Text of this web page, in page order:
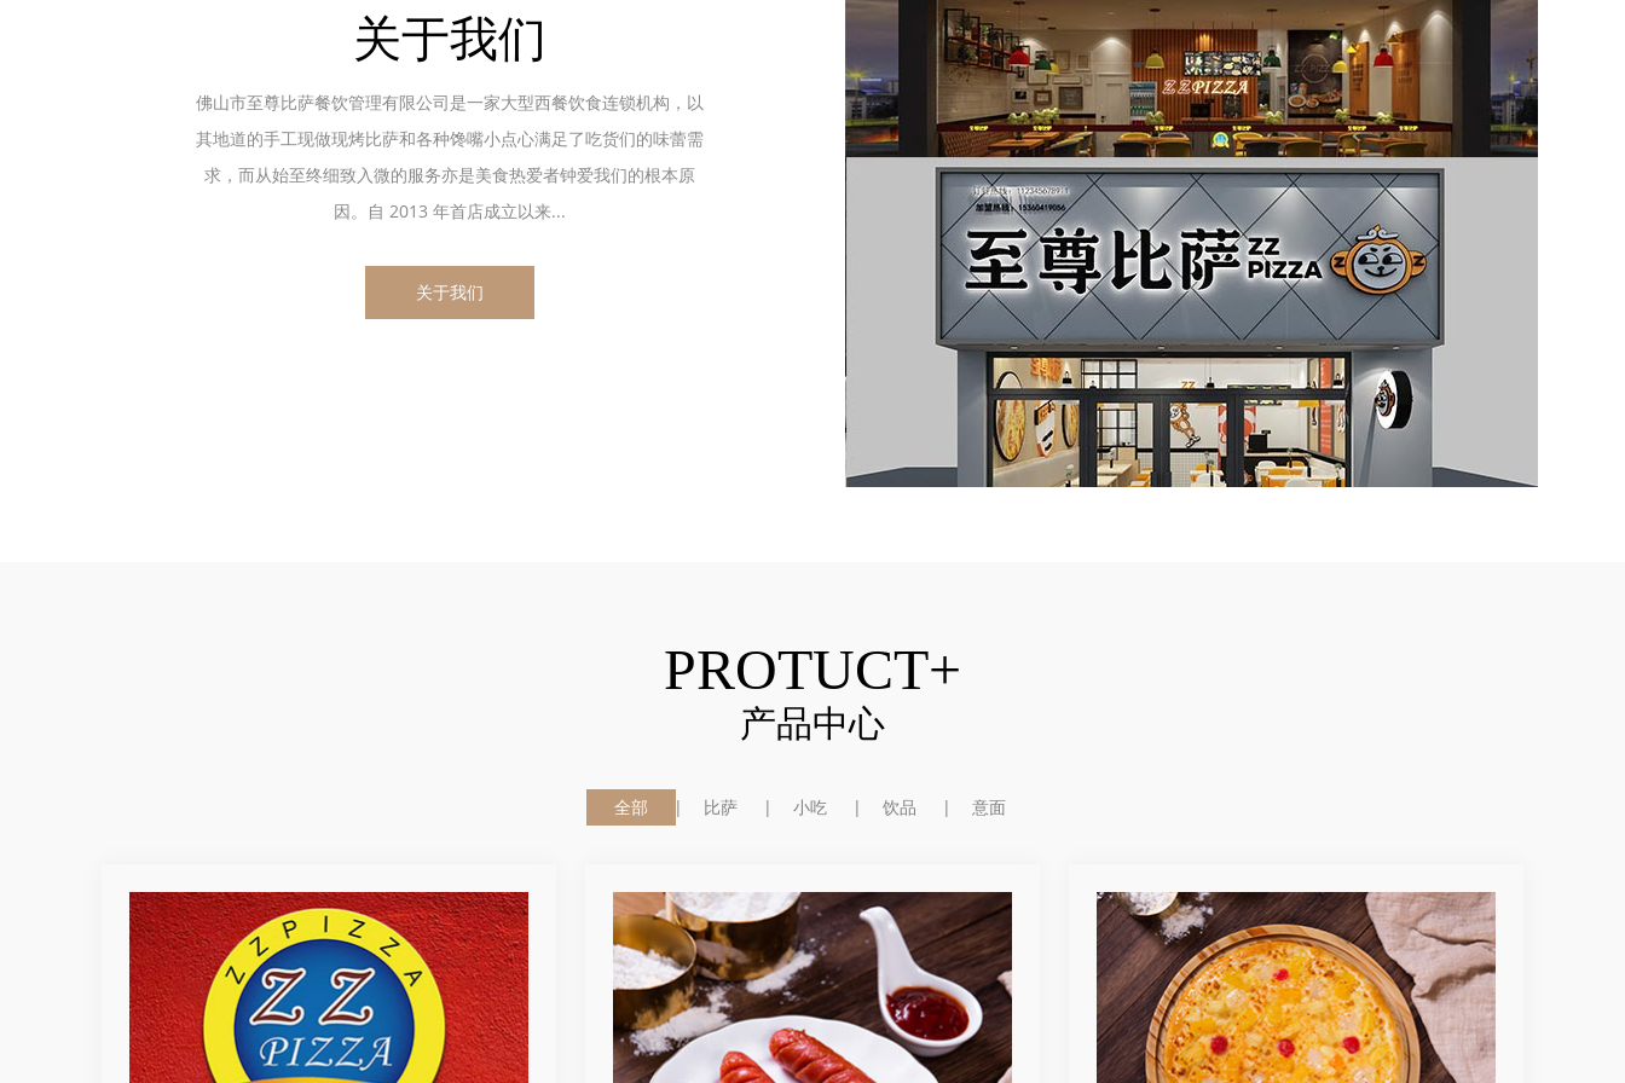
关于我们
佛山市至尊比萨餐饮管理有限公司是一家大型西餐饮食连锁机构，以
其地道的手工现做现烤比萨和各种馋嘴小点心满足了吃货们的味蕾需
求，而从始至终细致入微的服务亦是美食热爱者钟爱我们的根本原
因。自 2013 年首店成立以来...
关于我们
PROTUCT+
产品中心
全部 比萨 小吃 饮品 意面